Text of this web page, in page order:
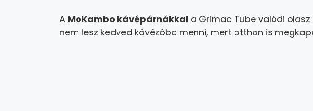
A MoKambo kávépárnákkal a Grimac Tube valódi
nem lesz kedved kávézóba menni, mert otthon is